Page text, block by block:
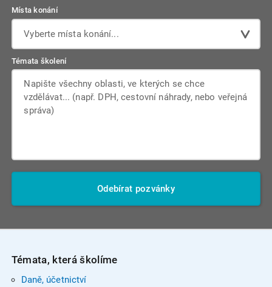
Místa konání
Vyberte místa konání...
Témata školení
Odebírat pozvánky
Témata, která školíme
Daně, účetnictví